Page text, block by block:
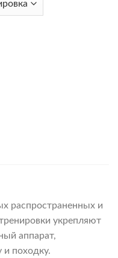
распространенных и
укрепляют
аппарат,
и походку.